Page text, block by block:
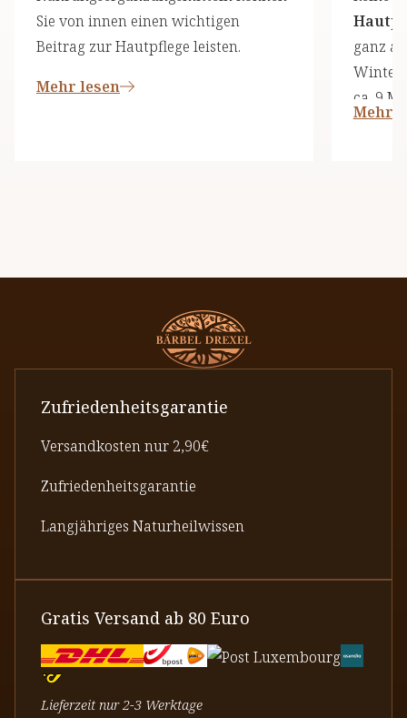
Sie von innen einen wichtigen
Beitrag zur Hautpflege leisten.
Mehr lesen
ganz
ca. 9
Mehr
Zufriedenheitsgarantie
Versandkosten nur 2,90€
Zufriedenheitsgarantie
Langjähriges Naturheilwissen
Gratis Versand ab 80 Euro
Lieferzeit nur 2-3 Werktage